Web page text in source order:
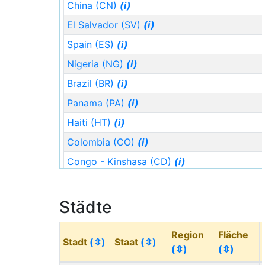
China (CN) (i)
El Salvador (SV) (i)
Spain (ES) (i)
Nigeria (NG) (i)
Brazil (BR) (i)
Panama (PA) (i)
Haiti (HT) (i)
Colombia (CO) (i)
Congo - Kinshasa (CD) (i)
Staat (Code)
Argentina (AR)(i)
India (IN)
(i)
Ghana (GH)(i)
Städte
Stadt (⇳) Staat (⇳)
Region
(⇳)
Fläche
(⇳)